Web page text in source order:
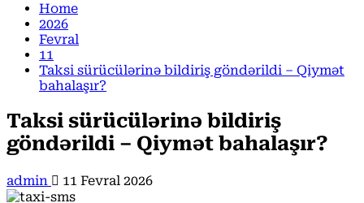
Home
2026
Fevral
11
Taksi sürücülərinə bildiriş göndərildi – Qiymət
bahalaşır?
Taksi sürücülərinə bildiriş
göndərildi – Qiymət bahalaşır?
admin 11 Fevral 2026